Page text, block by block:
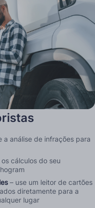
a análise de infrações para
cálculos do seu
– use um leitor de cartões
diretamente para a
lugar